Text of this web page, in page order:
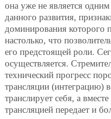
она уже не является
данного развития,
доминирования которого
настолько, что
его предстоящей роли.
осуществляется.
технический прогресс
трансляции (интеграцию)
транслирует себя, а
трансляцией передает и